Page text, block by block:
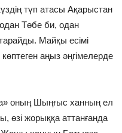
түп атасы Ақарыстан
Төбе би, одан
Майқы есімі
аңыз әңгімелерде
оның Шыңғыс ханның ел
өзі жорыққа аттанғанда